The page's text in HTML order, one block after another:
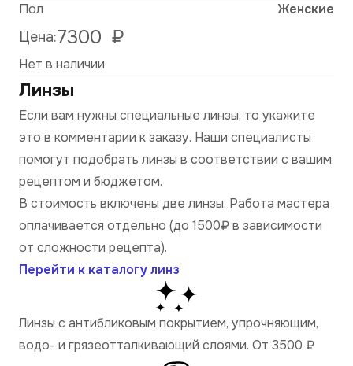
Пол
Женские
Цена:7300 ₽
Нет в наличии
Линзы
Если вам нужны специальные линзы, то укажите
это в комментарии к заказу. Наши специалисты
помогут подобрать линзы в соответствии с вашим
рецептом и бюджетом.
В стоимость включены две линзы. Работа мастера
оплачивается отдельно (до 1500₽ в зависимости
от сложности рецепта).
Перейти к каталогу линз
Линзы с антибликовым покрытием, упрочняющим,
водо- и грязеотталкивающий слоями. От 3500 ₽